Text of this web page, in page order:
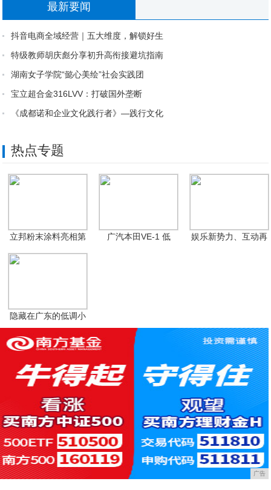
11
最新要闻
抖音电商全域经营｜五大维度，解锁好生
特级教师胡庆彪分享初升高衔接避坑指南
湖南女子学院“懿心美绘”社会实践团
宝立超合金316LVV：打破国外垄断
《成都诺和企业文化践行者》—践行文化
热点专题
立邦粉末涂料亮相第
广汽本田VE-1 低
娱乐新势力、互动再
隐藏在广东的低调小
岛
广告